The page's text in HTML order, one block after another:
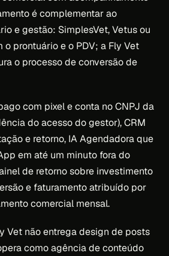
é complementar ao
e gestão: SimplesVet, Vetus ou
prontuário e o PDV; a Fly Vet
o processo de conversão de
com pixel e conta no CNPJ da
do acesso do gestor), CRM
e retorno, IA Agendadora que
em até um minuto fora do
de retorno sobre investimento
e faturamento atribuído por
comercial mensal.
Vet não entrega design de posts
como agência de conteúdo